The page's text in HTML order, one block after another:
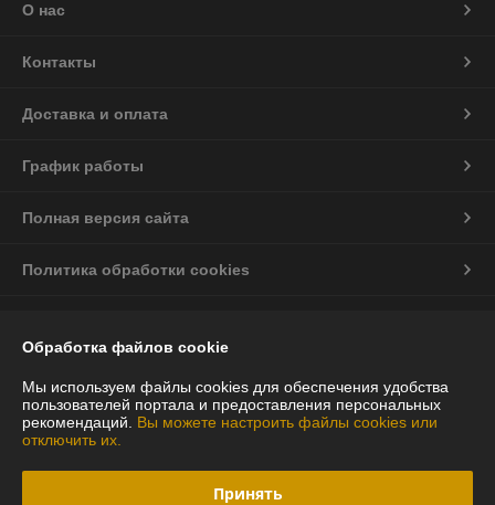
О нас
Контакты
Доставка и оплата
График работы
Полная версия сайта
Политика обработки cookies
Информация для покупателя
Юридическое лицо:ООО "Випогард"
220070, г. Минск, ул. Радиальная, 54 Б, помещение 48
Регистрационный номер ЕГР: 193787349
Обработка файлов cookie
Мы используем файлы cookies для обеспечения удобства
пользователей портала и предоставления персональных
рекомендаций. Вы можете настроить файлы cookies или
отключить их.
Принять